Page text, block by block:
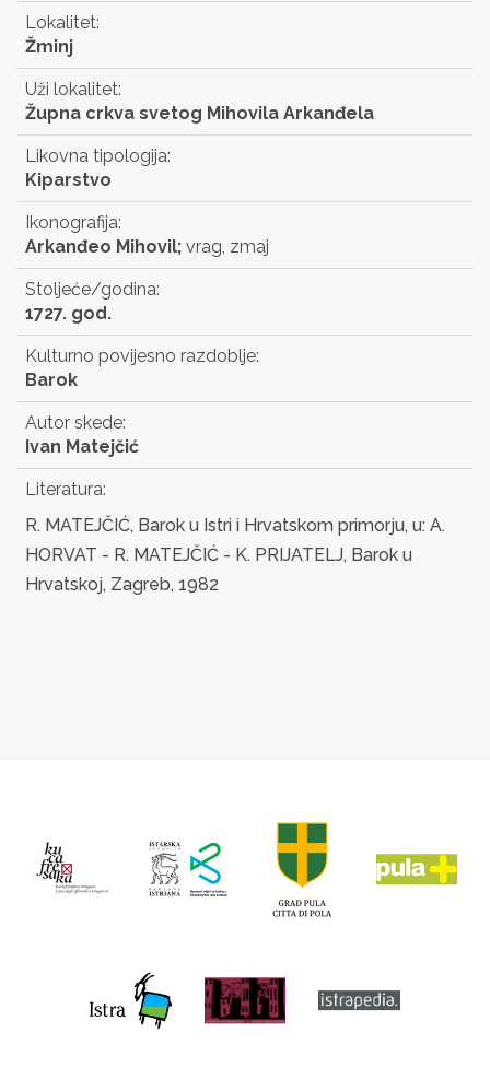
Lokalitet:
Žminj
Uži lokalitet:
Župna crkva svetog Mihovila Arkanđela
Likovna tipologija:
Kiparstvo
Ikonografija:
Arkanđeo Mihovil; vrag, zmaj
Stoljeće/godina:
1727. god.
Kulturno povijesno razdoblje:
Barok
Autor skede:
Ivan Matejčić
Literatura:
R. MATEJČIĆ, Barok u Istri i Hrvatskom primorju, u: A.
HORVAT - R. MATEJČIĆ - K. PRIJATELJ, Barok u
Hrvatskoj, Zagreb, 1982